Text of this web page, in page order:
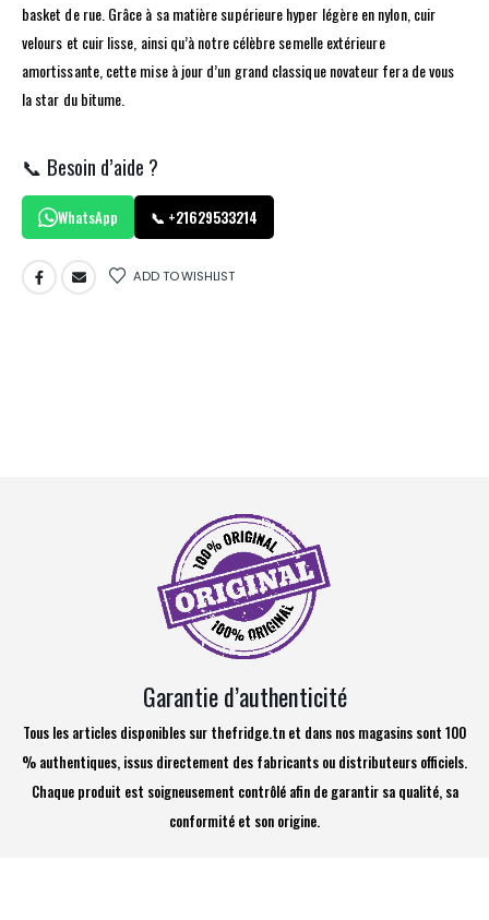
basket de rue. Grâce à sa matière supérieure hyper légère en nylon, cuir
velours et cuir lisse, ainsi qu’à notre célèbre semelle extérieure
amortissante, cette mise à jour d’un grand classique novateur fera de vous
la star du bitume.
📞 Besoin d’aide ?
WhatsApp 📞 +21629533214
ADD TO WISHLIST
Garantie d’authenticité
Tous les articles disponibles sur thefridge.tn et dans nos magasins sont 100
% authentiques, issus directement des fabricants ou distributeurs officiels.
Chaque produit est soigneusement contrôlé afin de garantir sa qualité, sa
conformité et son origine.